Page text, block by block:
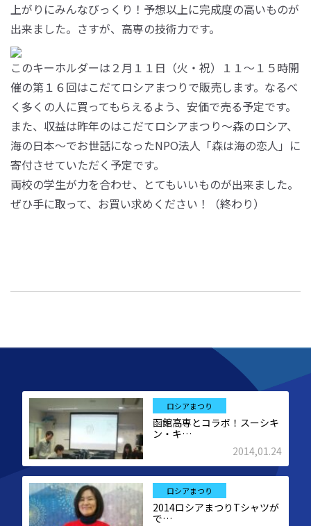
上がりにみんなびっくり！予想以上に完成度の高いものが
出来ました。さすが、高専の技術力です。
このキーホルダーは２月１１日（火・祝）１１～１５時開
催の第１６回はこだてロシアまつりで販売します。なるべ
く多くの人に買ってもらえるよう、安価で売る予定です。
また、収益は昨年のはこだてロシアまつり～森のロシア、
海の日本～でお世話になったNPO法人「森は海の恋人」に
寄付させていただく予定です。
両校の学生が力を合わせ、とてもいいものが出来ました。
ぜひ手に取って、お買い求めください！（終わり）
ロシアまつり
函館高専とコラボ！スーシキ
ン・キ…
2014,01.24
ロシアまつり
2014ロシアまつりTシャツが
で…